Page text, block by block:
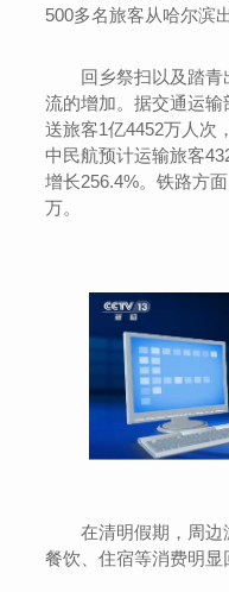
500多名旅客从哈尔滨
回乡祭扫以及踏
流的增加。据交通运
送旅客1亿4452万人次
中民航预计运输旅客
增长256.4%。铁路方
万。
在清明假期，周边
餐饮、住宿等消费明显